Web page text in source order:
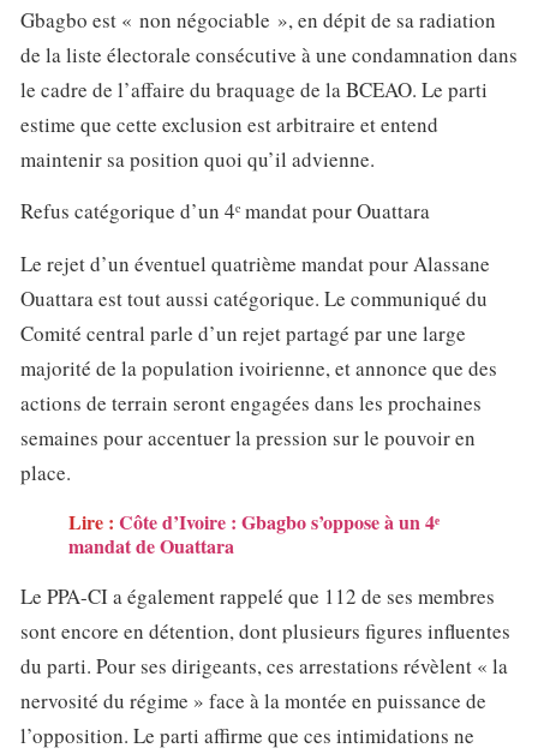
Gbagbo est « non négociable », en dépit de sa radiation
de la liste électorale consécutive à une condamnation dans
le cadre de l’affaire du braquage de la BCEAO. Le parti
estime que cette exclusion est arbitraire et entend
maintenir sa position quoi qu’il advienne.
Refus catégorique d’un 4ᵉ mandat pour Ouattara
Le rejet d’un éventuel quatrième mandat pour Alassane
Ouattara est tout aussi catégorique. Le communiqué du
Comité central parle d’un rejet partagé par une large
majorité de la population ivoirienne, et annonce que des
actions de terrain seront engagées dans les prochaines
semaines pour accentuer la pression sur le pouvoir en
place.
Lire : Côte d’Ivoire : Gbagbo s’oppose à un 4ᵉ
mandat de Ouattara
Le PPA-CI a également rappelé que 112 de ses membres
sont encore en détention, dont plusieurs figures influentes
du parti. Pour ses dirigeants, ces arrestations révèlent « la
nervosité du régime » face à la montée en puissance de
l’opposition. Le parti affirme que ces intimidations ne